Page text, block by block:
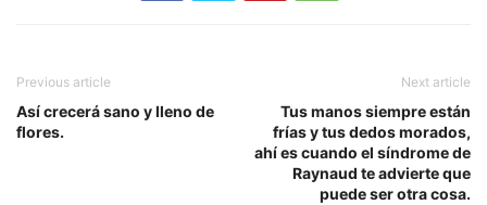
Previous article
Así crecerá sano y lleno de
flores.
Next article
Tus manos siempre están
frías y tus dedos morados,
ahí es cuando el síndrome de
Raynaud te advierte que
puede ser otra cosa.